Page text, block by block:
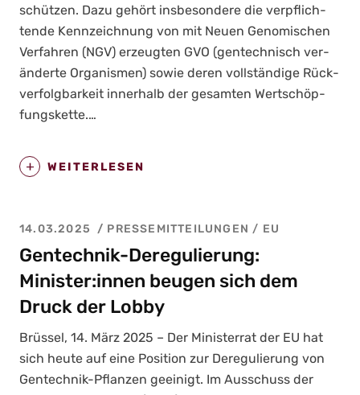
schüt­zen. Dazu gehört ins­be­son­de­re die ver­pflich­
ten­de Kenn­zeich­nung von mit Neu­en Geno­mi­schen
Ver­fah­ren (NGV) erzeug­ten GVO (gen­tech­nisch ver­
än­der­te Orga­nis­men) sowie deren voll­stän­di­ge Rück­
ver­folg­bar­keit inner­halb der gesam­ten Wert­schöp­
fungs­ket­te.…
WEITERLESEN
14.03.2025 PRESSEMITTEILUNGEN / EU
Gentechnik-Deregulierung:
Minister:innen beugen sich dem
Druck der Lobby
Brüs­sel, 14. März 2025 – Der Minis­ter­rat der EU hat
sich heu­te auf eine Posi­ti­on zur Dere­gu­lie­rung von
Gen­tech­nik-Pflan­zen geei­nigt. Im Aus­schuss der